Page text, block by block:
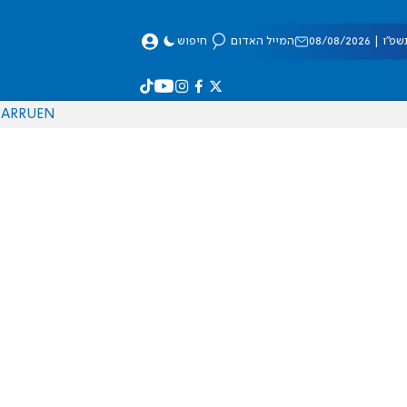
08/2026 המייל האדום חיפוש
EN
RU
AR